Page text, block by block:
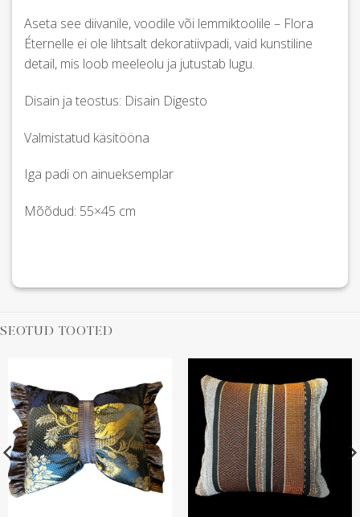
Aseta see diivanile, voodile või lemmiktoolile – Flora
Éternelle ei ole lihtsalt dekoratiivpadi, vaid kunstiline
detail, mis loob meeleolu ja jutustab lugu.
Disain ja teostus: Disain Digesto
Valmistatud käsitööna
Iga padi on ainueksemplar
Mõõdud: 55×45 cm
SEOTUD TOOTED